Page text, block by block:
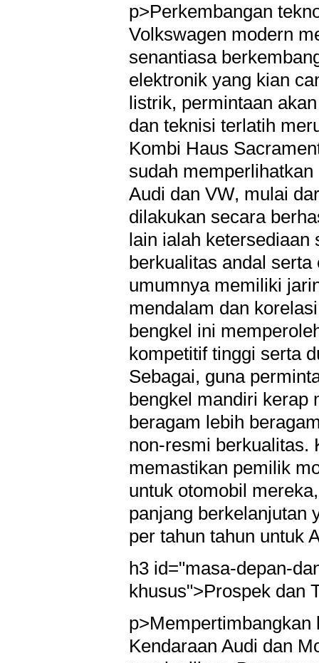
p>Perkembangan
Volkswagen modern
senantiasa
elektronik yang kian
listrik, permintaan
dan teknisi terlatih
Kombi Haus
sudah
Audi dan VW, mulai
dilakukan secara
lain ialah ketersediaan
berkualitas andal
umumnya memiliki
mendalam dan
bengkel ini
kompetitif tinggi serta
Sebagai, guna
bengkel mandiri kerap
beragam lebih
non-resmi berkualitas.
memastikan pemilik
untuk otomobil
panjang berkelanjutan
per tahun tahun untuk
h3 id="masa-depan-
khusus">Prospek dan
p>Mempertimbangkan
Kendaraan Audi dan